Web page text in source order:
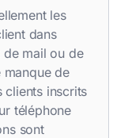
les
dans
de mail ou de
manque de
inscrits
téléphone
sont